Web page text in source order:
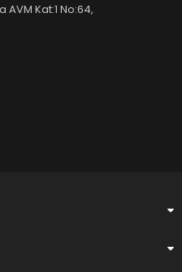
AVM Kat:1 No:64,